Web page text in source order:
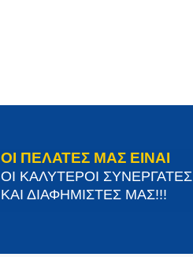
ΟΙ ΠΕΛΑΤΕΣ ΜΑΣ ΕΙΝΑΙ
ΟΙ ΚΑΛΥΤΕΡΟΙ ΣΥΝΕΡΓΑΤΕΣ
ΚΑΙ ΔΙΑΦΗΜΙΣΤΕΣ ΜΑΣ!!!